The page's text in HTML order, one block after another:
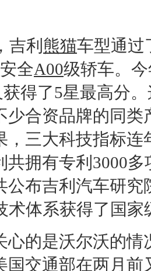
吉利 熊猫车型通过
全A00级轿车。
获得了5星最高分
少合资品牌的同类
，三大科技指标
共拥有专利3000
公布吉利汽车研究
术体系获得了国
的是沃尔沃的情
国交通部在两月前